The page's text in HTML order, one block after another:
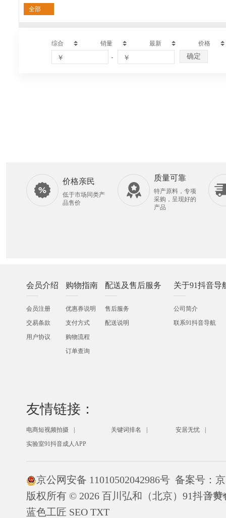
全部
综合 销量 最新 价格
￥ - ￥ 确定
价格亲民
低于市场同类产
品售价
质量可靠
特产原料，专项
采购，呈现好的
产品
会员介绍
会员注册
交易条款
用户协议
购物指南
优惠券说明
支付方式
购物流程
订单查询
配送及售后服务
售后服务
配送说明
关于91抖音导
公司简介
联系91抖音导航
友情链接：
电商短视频拍摄 关键词排名
安居无忧
实验室91抖音成人APP
京公网安备 11010502042986号 备案号：
版权所有 © 2026 百川弘和（北京）91抖音
蓝色工匠 SEO TXT
分享到